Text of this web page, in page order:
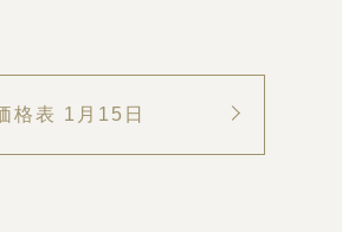
格表 1月15日